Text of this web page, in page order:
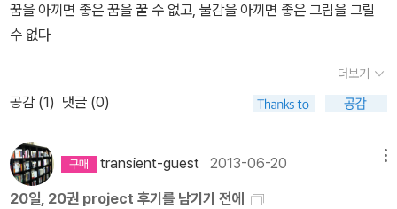
꿈을 아끼면 좋은 꿈을 꿀 수 없고, 물감을 아끼면 좋은 그림을 그릴
수 없다
더보기
공감 (1) 댓글 (0)
transient-guest 2013-06-20
20일, 20권 project 후기를 남기기 전에